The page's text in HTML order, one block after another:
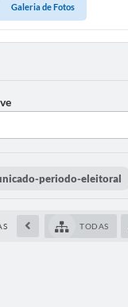
Galeria de Fotos
periodo-eleitoral
TODAS